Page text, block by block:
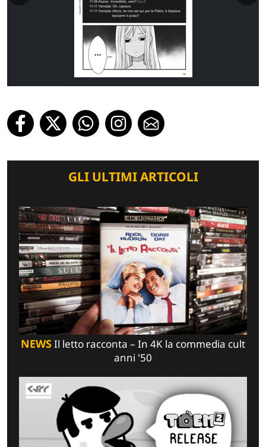
GLI ULTIMI ARTICOLI
NEWSIl letto racconta – In 4K la commedia cult
anni '50